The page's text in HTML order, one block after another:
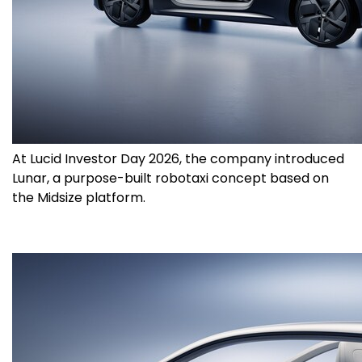
At Lucid Investor Day 2026, the company introduced
Lunar, a purpose-built robotaxi concept based on
the Midsize platform.